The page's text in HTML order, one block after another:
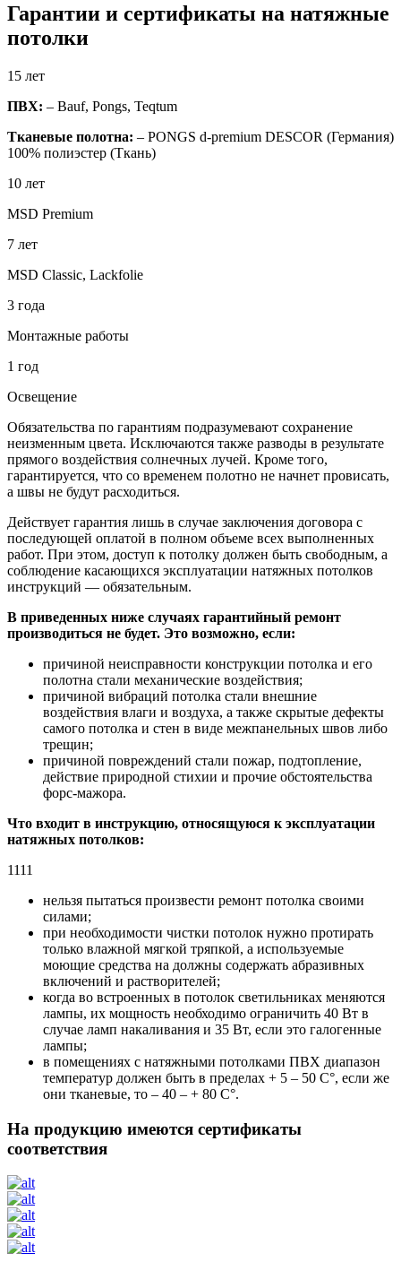
Гарантии и сертификаты на натяжные
потолки
15 лет
ПВХ: – Bauf, Pongs, Teqtum
Тканевые полотна: – PONGS d-premium DESCOR (Германия)
100% полиэстер (Ткань)
10 лет
MSD Premium
7 лет
MSD Classic, Lackfolie
3 года
Монтажные работы
1 год
Освещение
Обязательства по гарантиям подразумевают сохранение
неизменным цвета. Исключаются также разводы в результате
прямого воздействия солнечных лучей. Кроме того,
гарантируется, что со временем полотно не начнет провисать,
а швы не будут расходиться.
Действует гарантия лишь в случае заключения договора с
последующей оплатой в полном объеме всех выполненных
работ. При этом, доступ к потолку должен быть свободным, а
соблюдение касающихся эксплуатации натяжных потолков
инструкций — обязательным.
В приведенных ниже случаях гарантийный ремонт
производиться не будет. Это возможно, если:
причиной неисправности конструкции потолка и его
полотна стали механические воздействия;
причиной вибраций потолка стали внешние
воздействия влаги и воздуха, а также скрытые дефекты
самого потолка и стен в виде межпанельных швов либо
трещин;
причиной повреждений стали пожар, подтопление,
действие природной стихии и прочие обстоятельства
форс-мажора.
Что входит в инструкцию, относящуюся к эксплуатации
натяжных потолков:
1111
нельзя пытаться произвести ремонт потолка своими
силами;
при необходимости чистки потолок нужно протирать
только влажной мягкой тряпкой, а используемые
моющие средства на должны содержать абразивных
включений и растворителей;
когда во встроенных в потолок светильниках меняются
лампы, их мощность необходимо ограничить 40 Вт в
случае ламп накаливания и 35 Вт, если это галогенные
лампы;
в помещениях с натяжными потолками ПВХ диапазон
температур должен быть в пределах + 5 – 50 С°, если же
они тканевые, то – 40 – + 80 С°.
На продукцию имеются сертификаты
соответствия